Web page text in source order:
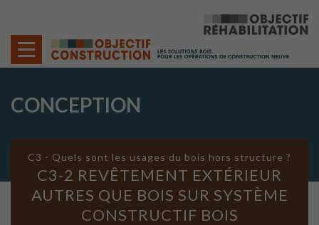
CONCEPTION
C3 - Quels sont les usages du bois hors structure ?
C3-2 REVÊTEMENT EXTÉRIEUR
AUTRES QUE BOIS SUR SYSTÈME
CONSTRUCTIF BOIS